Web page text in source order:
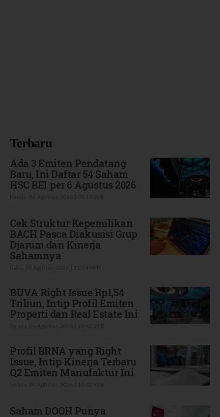
Terbaru
Ada 3 Emiten Pendatang
Baru, Ini Daftar 54 Saham
HSC BEI per 6 Agustus 2026
Cek Struktur Kepemilikan
BACH Pasca Diakusisi Grup
Djarum dan Kinerja
Sahamnya
BUVA Right Issue Rp1,54
Triliun, Intip Profil Emiten
Properti dan Real Estate Ini
Profil BRNA yang Right
Issue, Intip Kinerja Terbaru
Q2 Emiten Manufaktur Ini
Saham DOOH Punya